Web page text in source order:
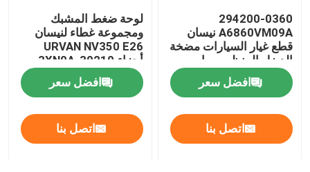
294200-0360
A6860VM09A نيسان
قطع غيار السيارات مضخة
الديزل المنظم صمام
التحكم في امتصاص
294200-0160افضل سعر
اتصل بنا
لوحة ضغط المشبك
ومجموعة غطاء لنيسان
URVAN NV350 E26
أجزاء 30210-3XN0A
افضل سعر
اتصل بنا